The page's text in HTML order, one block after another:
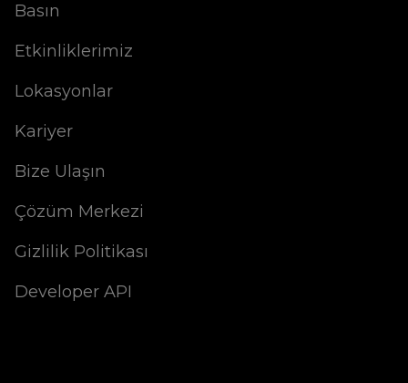
Basın
Etkinliklerimiz
Lokasyonlar
Kariyer
Bize Ulaşın
Çözüm Merkezi
Gizlilik Politikası
Developer API